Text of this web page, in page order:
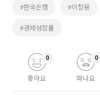
#한국은행 #이창용
#경제성장률
좋아요
0
화나요
0